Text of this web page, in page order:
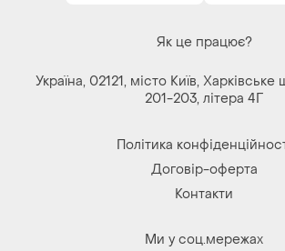
Як це працює?
Україна, 02121, місто Київ,
201-203, літера 4Г
Політика
Договір-оферта
Контакти
Ми у соц.мережах